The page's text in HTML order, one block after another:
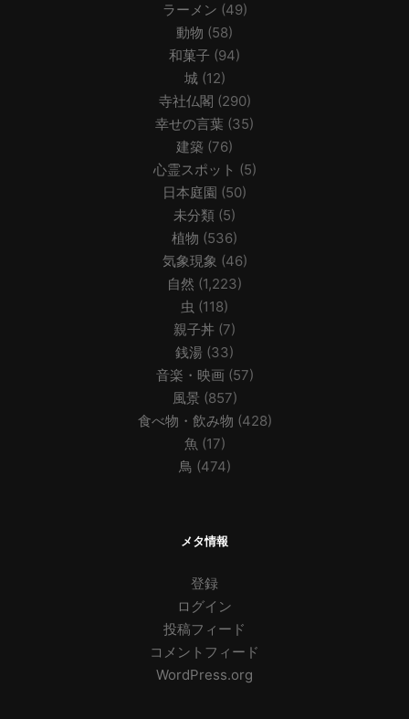
ラーメン (49)
動物 (58)
和菓子 (94)
城(12)
寺社仏閣 (290)
幸せの言葉 (35)
建築 (76)
心霊スポット (5)
日本庭園 (50)
未分類 (5)
植物 (536)
気象現象 (46)
自然 (1,223)
虫 (118)
親子丼 (7)
銭湯 (33)
音楽・映画 (57)
風景(857)
食べ物・飲み物 (428)
魚 (17)
鳥 (474)
メタ情報
登録
ログイン
投稿フィード
コメントフィード
WordPress.org